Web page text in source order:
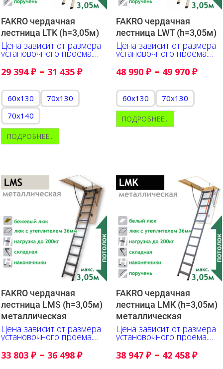
FAKRO чердачная
лестница LTK (h=3,05м)
Цена зависит от размера
установочного проема.
Указано в сантиметрах
29 394₽ – 31 435 ₽
60x130
70x130
70x140
ПОДРОБНЕЕ...
FAKRO чердачная
лестница LWT (h=3,05м)
Цена зависит от размера
установочного проема.
Указано в сантиметрах
48 990 ₽ – 49 970 ₽
60x130 70x130
ПОДРОБНЕЕ...
FAKRO чердачная
лестница LMS (h=3,05м)
металлическая
Цена зависит от размера
установочного проема.
Указано в сантиметрах
33 803 ₽ – 36 498 ₽
FAKRO чердачная
лестница LMK (h=3,05м)
металлическая
Цена зависит от размера
установочного проема.
Указано в сантиметрах
38 947 ₽ – 42 458 ₽